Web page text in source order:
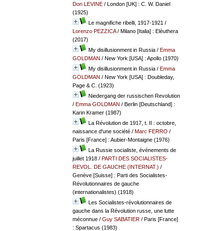
Don LEVINE/ London [UK] : C. W. Daniel
(1925)
Le magnifiche ribelli, 1917-1921 /
Lorenzo PEZZICA/ Milano [Italia] : Elèuthera
(2017)
My disillusionment in Russia/ Emma
GOLDMAN / New York [USA] : Apollo (1970)
My disillusionment in Russia/ Emma
GOLDMAN / New York [USA] : Doubleday,
Page & C. (1923)
Niedergang der russischen Revolution
/ Emma GOLDMAN / Berlin [Deutschland] :
Karin Kramer (1987)
La Révolution de 1917, t. II : octobre,
naissance d'une société/ Marc FERRO /
Paris [France] : Aubier-Montaigne (1976)
La Russie socialiste, événements de
juillet 1918/ PARTI DES SOCIALISTES-
REVOL. DE GAUCHE (INTERNAT.) /
Genève [Suisse] : Parti des Socialistes-
Révolutionnaires de gauche
(internationalistes) (1918)
Les Socialistes-révolutionnaires de
gauche dans la Révolution russe, une lutte
méconnue/ Guy SABATIER/ Paris [France]
: Spartacus (1983)